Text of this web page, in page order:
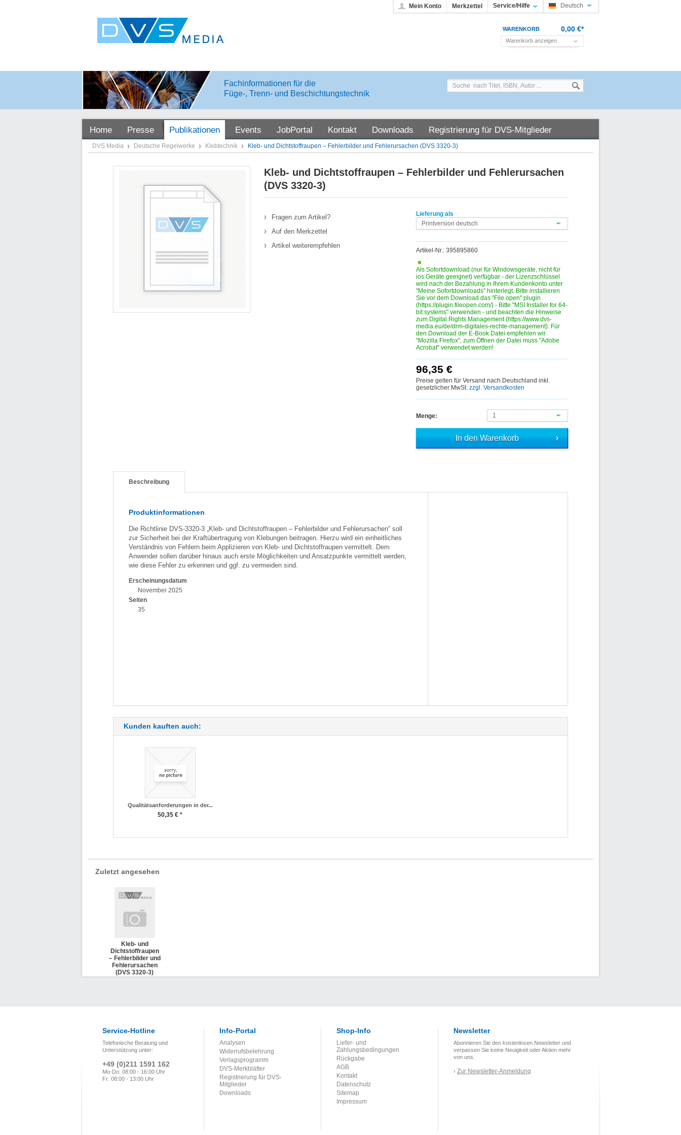
Mein Konto Merkzettel Service/Hilfe Deutsch
WARENKORB 0,00 €*
Warenkorb anzeigen
Fachinformationen für die
Füge-, Trenn- und Beschichtungstechnik
Home Presse Publikationen Events JobPortal Kontakt Downloads Registrierung für DVS-Mitglieder
DVS Media Deutsche Regelwerke Klebtechnik Kleb- und Dichtstoffraupen – Fehlerbilder und Fehlerursachen (DVS 3320-3)
Kleb- und Dichtstoffraupen – Fehlerbilder und Fehlerursachen
(DVS 3320-3)
Fragen zum Artikel?
Auf den Merkzettel
Artikel weiterempfehlen
Lieferung als
Printversion deutsch
Artikel-Nr.: 395895860
Als Sofortdownload (nur für Windowsgeräte, nicht für
ios Geräte geeignet) verfügbar - der Lizenzschlüssel
wird nach der Bezahlung in Ihrem Kundenkonto unter
"Meine Sofortdownloads" hinterlegt. Bitte installieren
Sie vor dem Download das "File open" plugin
(https://plugin.fileopen.com/) - Bitte "MSI Installer for 64-
bit systems" verwenden - und beachten die Hinweise
zum Digital Rights Management (https://www.dvs-
media.eu/de/drm-digitales-rechte-management). Für
den Download der E-Book Datei empfehlen wir
"Mozilla Firefox", zum Öffnen der Datei muss "Adobe
Acrobat" verwendet werden!
96,35 €
Preise gelten für Versand nach Deutschland inkl.
gesetzlicher MwSt. zzgl. Versandkosten
Menge: 1
Beschreibung
Produktinformationen
Die Richtlinie DVS-3320-3 „Kleb- und Dichtstoffraupen – Fehlerbilder und Fehlerursachen“ soll
zur Sicherheit bei der Kraftübertragung von Klebungen beitragen. Hierzu wird ein einheitliches
Verständnis von Fehlern beim Applizieren von Kleb- und Dichtstoffraupen vermittelt. Dem
Anwender sollen darüber hinaus auch erste Möglichkeiten und Ansatzpunkte vermittelt werden,
wie diese Fehler zu erkennen und ggf. zu vermeiden sind.
Erscheinungsdatum
November 2025
Seiten
35
Kunden kauften auch:
Qualitätsanforderungen in der...
50,35 € *
Zuletzt angesehen
Kleb- und
Dichtstoffraupen
– Fehlerbilder und
Fehlerursachen
(DVS 3320-3)
Service-Hotline
Telefonische Beratung und
Unterstützung unter:
+49 (0)211 1591 162
Mo-Do: 08:00 - 16:00 Uhr
Fr: 08:00 - 13:00 Uhr
Info-Portal
Analysen
Widerrufsbelehrung
Verlagsprogramm
DVS-Merkblätter
Registrierung für DVS-
Mitglieder
Downloads
Shop-Info
Liefer- und
Zahlungsbedingungen
Rückgabe
AGB
Kontakt
Datenschutz
Sitemap
Impressum
Newsletter
Abonnieren Sie den kostenlosen Newsletter und
verpassen Sie keine Neuigkeit oder Aktion mehr
von uns.
› Zur Newsletter-Anmeldung